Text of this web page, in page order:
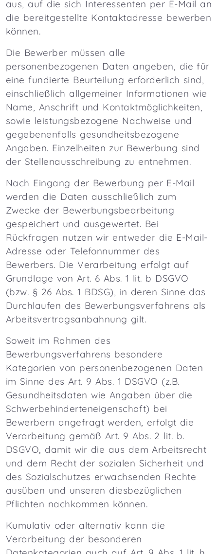
aus, auf die sich Interessenten per E-Mail an
die bereitgestellte Kontaktadresse bewerben
können.
Die Bewerber müssen alle
personenbezogenen Daten angeben, die für
eine fundierte Beurteilung erforderlich sind,
einschließlich allgemeiner Informationen wie
Name, Anschrift und Kontaktmöglichkeiten,
sowie leistungsbezogene Nachweise und
gegebenenfalls gesundheitsbezogene
Angaben. Einzelheiten zur Bewerbung sind
der Stellenausschreibung zu entnehmen.
Nach Eingang der Bewerbung per E-Mail
werden die Daten ausschließlich zum
Zwecke der Bewerbungsbearbeitung
gespeichert und ausgewertet. Bei
Rückfragen nutzen wir entweder die E-Mail-
Adresse oder Telefonnummer des
Bewerbers. Die Verarbeitung erfolgt auf
Grundlage von Art. 6 Abs. 1 lit. b DSGVO
(bzw. § 26 Abs. 1 BDSG), in deren Sinne das
Durchlaufen des Bewerbungsverfahrens als
Arbeitsvertragsanbahnung gilt.
Soweit im Rahmen des
Bewerbungsverfahrens besondere
Kategorien von personenbezogenen Daten
im Sinne des Art. 9 Abs. 1 DSGVO (z.B.
Gesundheitsdaten wie Angaben über die
Schwerbehinderteneigenschaft) bei
Bewerbern angefragt werden, erfolgt die
Verarbeitung gemäß Art. 9 Abs. 2 lit. b.
DSGVO, damit wir die aus dem Arbeitsrecht
und dem Recht der sozialen Sicherheit und
des Sozialschutzes erwachsenden Rechte
ausüben und unseren diesbezüglichen
Pflichten nachkommen können.
Kumulativ oder alternativ kann die
Verarbeitung der besonderen